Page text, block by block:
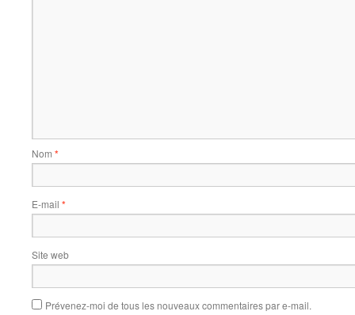
Nom *
E-mail *
Site web
Prévenez-moi de tous les nouveaux commentaires par e-mail.